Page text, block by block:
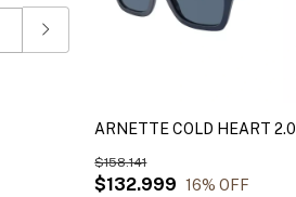
ARNETTE COLD HEART 2.0
$132.999
$158.141
16% OFF